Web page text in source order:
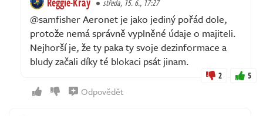
středa, 15. 6., 17:27
@samfisher Aeronet je jako jediný pořád dole,
protože nemá správně vyplněné údaje o majiteli.
Nejhorší je, že ty paka ty svoje dezinformace a
bludy začali díky té blokaci psát jinam.
2 5
Odpovědět